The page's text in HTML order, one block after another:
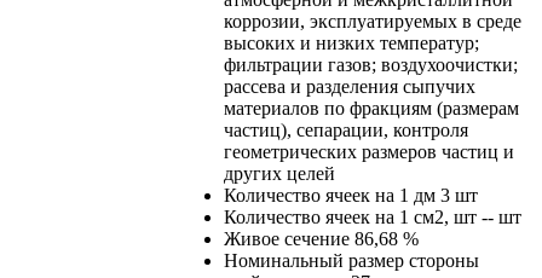
коррозии, эксплуатируемых в среде
высоких и низких температур;
фильтрации газов; воздухоочистки;
рассева и разделения сыпучих
материалов по фракциям (размерам
частиц), сепарации, контроля
геометрических размеров частиц и
других целей
Количество ячеек на 1 дм 3 шт
Количество ячеек на 1 см2, шт -- шт
Живое сечение 86,68 %
Номинальный размер стороны